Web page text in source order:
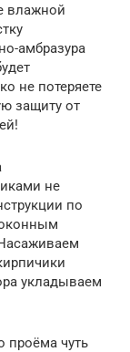
влажной
амбразура
не потеряете
защиту от
не
по
укладываем
проёма чуть